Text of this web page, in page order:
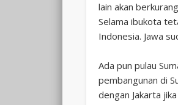
lain akan
Selama ibukota
Indonesia. Jawa
Ada pun pulau
pembangunan di
dengan Jakarta